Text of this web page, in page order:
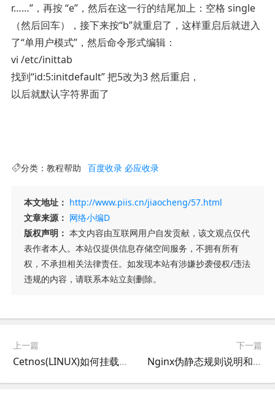
r……”，再按 “e”，然后在这一行的结尾加上：空格 single
（然后回车），接下来按“b”就重启了，这样重启后就进入
了“单用户模式”，然后命令形式编辑：
vi /etc/inittab
找到“id:5:initdefault” 把5改为3 然后重启，
以后就默认字符界面了
分类： 教程帮助 百度收录 必应收录
本文地址： http://www.piis.cn/jiaocheng/57.html
文章来源： 网络小编D
版权声明： 本文内容由互联网用户自发贡献，该文观点仅代
表作者本人。本站仅提供信息存储空间服务，不拥有所有
权，不承担相关法律责任。如发现本站有涉嫌抄袭侵权/违法
违规的内容，请联系本站立刻删除。
上一篇
Cetnos(LINUX)如何挂载磁盘？Centos挂载数据盘,Centos挂载硬盘,宝塔挂载数据盘
下一篇
Nginx伪静态规则说明和Nginx常用Rewrite伪静态规则